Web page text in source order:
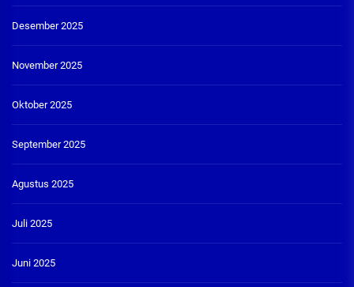
Desember 2025
November 2025
Oktober 2025
September 2025
Agustus 2025
Juli 2025
Juni 2025